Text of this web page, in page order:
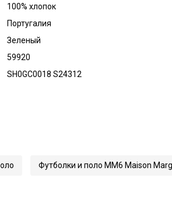
100% хлопок
Португалия
Зеленый
59920
SH0GC0018 S24312
Футболки и поло MM6 Maison